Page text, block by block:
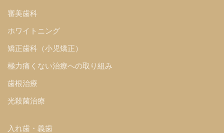
審美歯科
ホワイトニング
矯正歯科（小児矯正）
極力痛くない治療への取り組み
歯根治療
光殺菌治療
入れ歯・義歯